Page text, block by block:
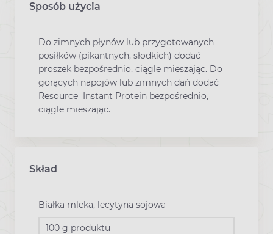
Sposób użycia
Do zimnych płynów lub przygotowanych
posiłków (pikantnych, słodkich) dodać
proszek bezpośrednio, ciągle mieszając. Do
gorących napojów lub zimnych dań dodać
Resource Instant Protein bezpośrednio,
ciągle mieszając.
Skład
Białka mleka, lecytyna sojowa
100 g produktu